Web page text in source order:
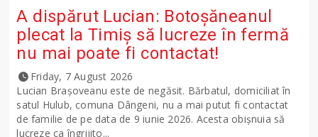
A dispărut Lucian: Botoșăneanul
plecat la Timiș să lucreze în fermă
nu mai poate fi contactat!
Friday, 7 August 2026
Lucian Brașoveanu este de negăsit. Bărbatul, domiciliat în
satul Hulub, comuna Dângeni, nu a mai putut fi contactat
de familie de pe data de 9 iunie 2026. Acesta obișnuia să
lucreze ca îngrijito...